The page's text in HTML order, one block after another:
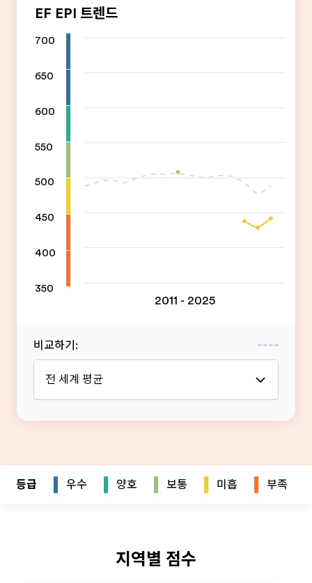
EF EPI 트렌드
700
650
600
550
500
450
400
350
2011 - 2025
비교하기 :
전 세계 평균
등급 우수 양호 보통 미흡 부족
지역별 점수